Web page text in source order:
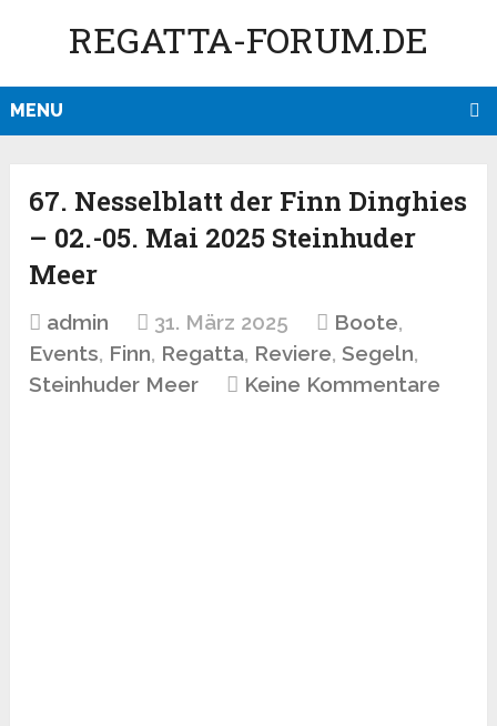
REGATTA-FORUM.DE
MENU
67. Nesselblatt der Finn Dinghies
– 02.-05. Mai 2025 Steinhuder
Meer
admin 31. März 2025 Boote,
Events, Finn, Regatta, Reviere,Segeln,
Steinhuder Meer
Keine Kommentare